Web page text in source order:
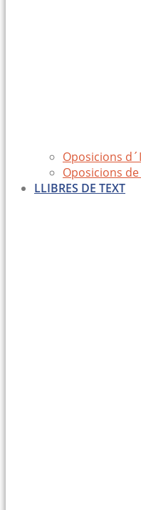
Oposicions
Oposicions
LLIBRES DE TEXT